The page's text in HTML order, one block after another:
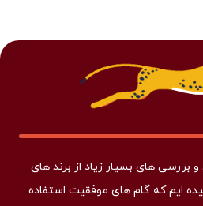
بررسی های بسیار زیاد از برند های
ایم که گام های موفقیت استفاده